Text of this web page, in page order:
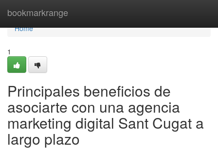
bookmarkrange
Home
Home
1
Principales beneficios de
asociarte con una agencia
marketing digital Sant Cugat a
largo plazo